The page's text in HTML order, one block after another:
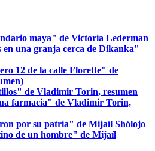
maya" de Victoria Lederman
en una granja cerca de Dikanka"
12 de la calle Florette" de
de Vladimir Torin, resumen
farmacia" de Vladimir Torin,
por su patria" de Mijaíl Shólojo
de un hombre" de Mijaíl